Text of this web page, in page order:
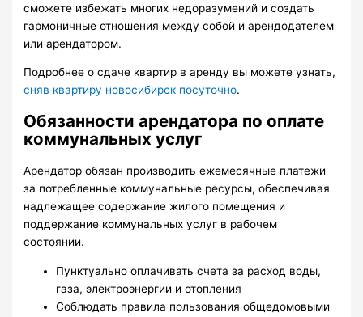
сможете избежать многих недоразумений и создать
гармоничные отношения между собой и арендодателем
или арендатором.
Подробнее о сдаче квартир в аренду вы можете узнать,
сняв квартиру новосибирск посуточно.
Обязанности арендатора по оплате
коммунальных услуг
Арендатор обязан производить ежемесячные платежи
за потребленные коммунальные ресурсы, обеспечивая
надлежащее содержание жилого помещения и
поддержание коммунальных услуг в рабочем
состоянии.
Пунктуально оплачивать счета за расход воды,
газа, электроэнергии и отопления
Соблюдать правила пользования общедомовыми